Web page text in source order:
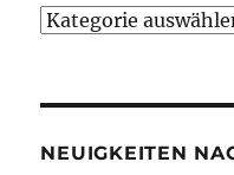
Neuigkeiten
NEUIGKEITEN